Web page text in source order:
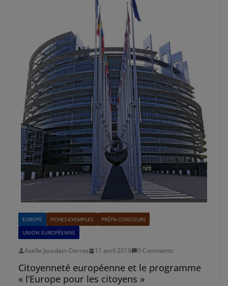
EUROPE FICHES-EXEMPLES
PRÉPA CONCOURS
UNION EUROPÉENNE
Axelle Jourdain-Derros 11 avril 2019 0 Comments
Citoyenneté européenne et le programme
« l’Europe pour les citoyens »